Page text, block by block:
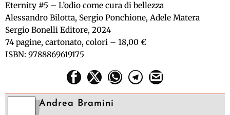
Eternity #5 – L’odio come cura di bellezza
Alessandro Bilotta, Sergio Ponchione, Adele Matera
Sergio Bonelli Editore, 2024
74 pagine, cartonato, colori – 18,00 €
ISBN: 9788869619175
Andrea Bramini